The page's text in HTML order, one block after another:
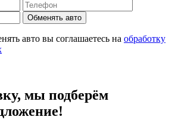
Обменять авто
авто вы соглашаетесь на обработку
мы подберём